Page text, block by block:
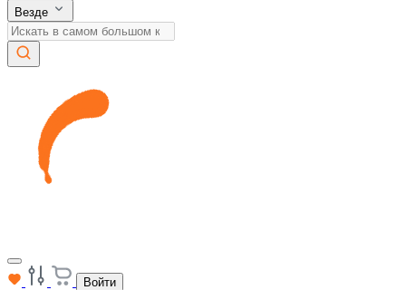
Везде
Войти